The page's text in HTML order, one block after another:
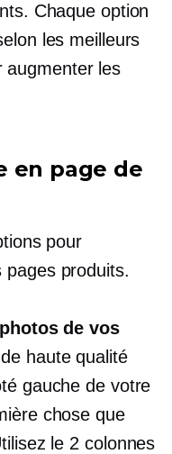
Chaque option
les meilleurs
augmenter les
en page de
pour
pages produits.
de vos
haute qualité
gauche de votre
chose que
le 2 colonnes